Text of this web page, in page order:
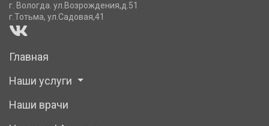
г. Вологда. ул.Возрождения,д.51
г.Тотьма, ул.Садовая,41
Главная
Наши услуги
Наши врачи